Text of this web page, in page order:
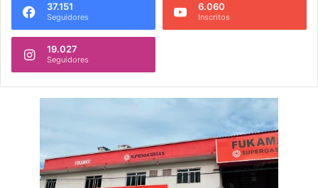
37.151
Seguidores
6.060
Inscritos
19.027
Seguidores